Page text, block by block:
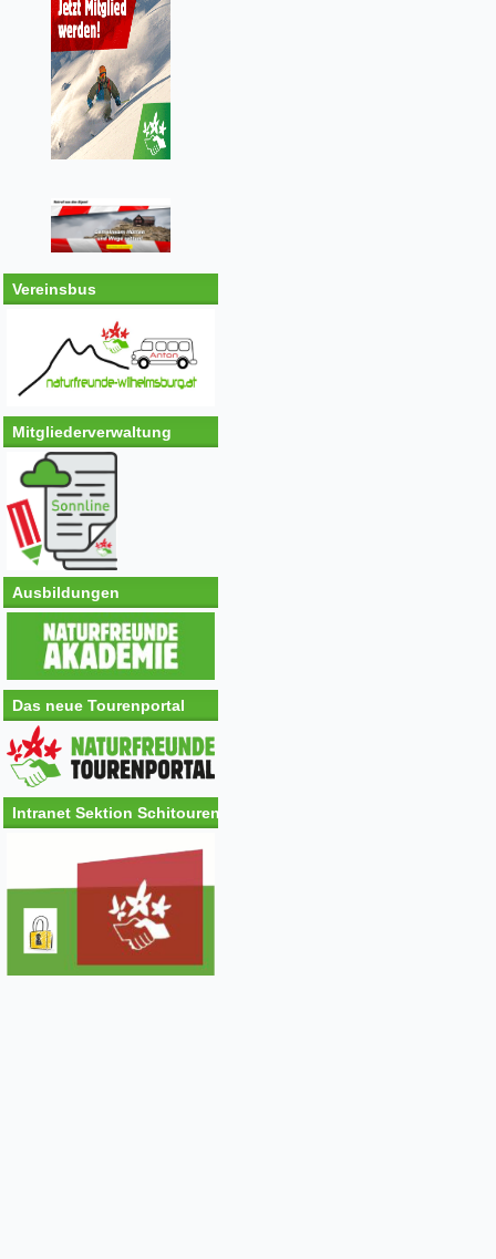
Vereinsbus
Mitgliederverwaltung
Ausbildungen
Das neue Tourenportal
Intranet Sektion Schitouren